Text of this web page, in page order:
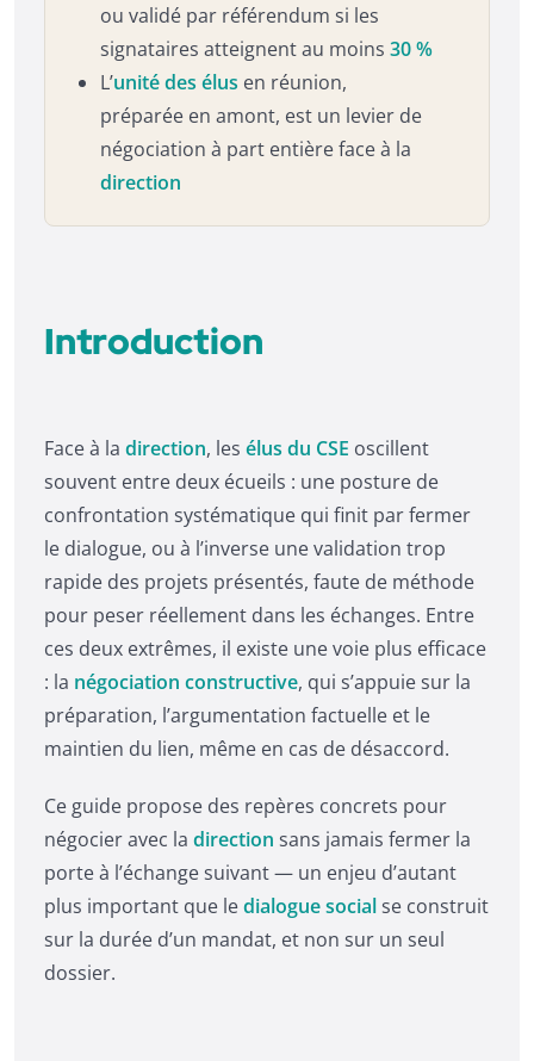
ou validé par référendum si les
signataires atteignent au moins 30 %
L’unité des élus en réunion,
préparée en amont, est un levier de
négociation à part entière face à la
direction
Introduction
Face à la direction, les élus du CSE oscillent
souvent entre deux écueils : une posture de
confrontation systématique qui finit par fermer
le dialogue, ou à l’inverse une validation trop
rapide des projets présentés, faute de méthode
pour peser réellement dans les échanges. Entre
ces deux extrêmes, il existe une voie plus efficace
: la négociation constructive, qui s’appuie sur la
préparation, l’argumentation factuelle et le
maintien du lien, même en cas de désaccord.
Ce guide propose des repères concrets pour
négocier avec la direction sans jamais fermer la
porte à l’échange suivant — un enjeu d’autant
plus important que ledialogue socialse construit
sur la durée d’un mandat, et non sur un seul
dossier.